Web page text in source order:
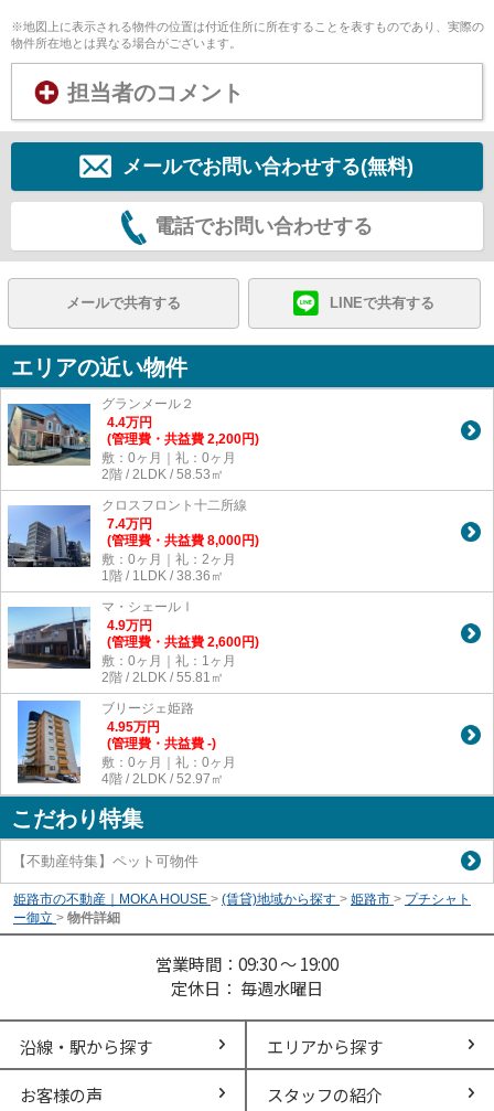
※地図上に表示される物件の位置は付近住所に所在することを表すものであり、実際の
物件所在地とは異なる場合がございます。
担当者のコメント
メールでお問い合わせする(無料)
電話でお問い合わせする
メールで共有する LINEで共有する
エリアの近い物件
グランメール２
4.4万円
(管理費・共益費 2,200円)
敷：0ヶ月｜礼：0ヶ月
2階 / 2LDK / 58.53㎡
クロスフロント十二所線
7.4万円
(管理費・共益費 8,000円)
敷：0ヶ月｜礼：2ヶ月
1階 / 1LDK / 38.36㎡
マ・シェールⅠ
4.9万円
(管理費・共益費 2,600円)
敷：0ヶ月｜礼：1ヶ月
2階 / 2LDK / 55.81㎡
ブリージェ姫路
4.95万円
(管理費・共益費 -)
敷：0ヶ月｜礼：0ヶ月
4階 / 2LDK / 52.97㎡
こだわり特集
【不動産特集】ペット可物件
姫路市の不動産｜MOKA HOUSE > (賃貸)地域から探す > 姫路市 > プチシャト
ー御立 > 物件詳細
営業時間：09:30 ～ 19:00
定休日： 毎週水曜日
沿線・駅から探す エリアから探す
お客様の声 スタッフの紹介